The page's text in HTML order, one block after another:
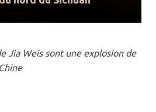
Jia Weis sont une explosion de